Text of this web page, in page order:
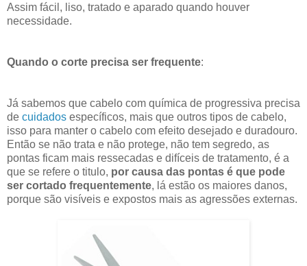
Assim fácil, liso, tratado e aparado quando houver
necessidade.
Quando o corte precisa ser frequente:
Já sabemos que cabelo com química de progressiva precisa
de cuidados específicos, mais que outros tipos de cabelo,
isso para manter o cabelo com efeito desejado e duradouro.
Então se não trata e não protege, não tem segredo, as
pontas ficam mais ressecadas e difíceis de tratamento, é a
que se refere o titulo, por causa das pontas é que pode
ser cortado frequentemente, lá estão os maiores danos,
porque são visíveis e expostos mais as agressões externas.